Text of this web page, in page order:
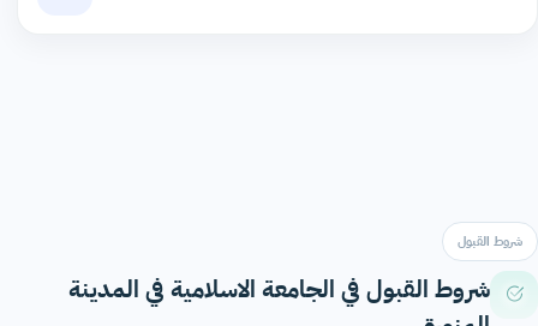
شروط القبول
شروط القبول في الجامعة الاسلامية في المدينة